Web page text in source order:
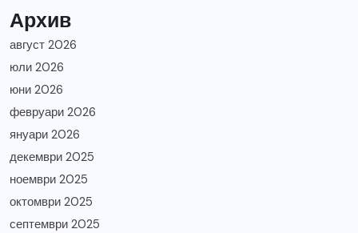
Архив
август 2026
юли 2026
юни 2026
февруари 2026
януари 2026
декември 2025
ноември 2025
октомври 2025
септември 2025